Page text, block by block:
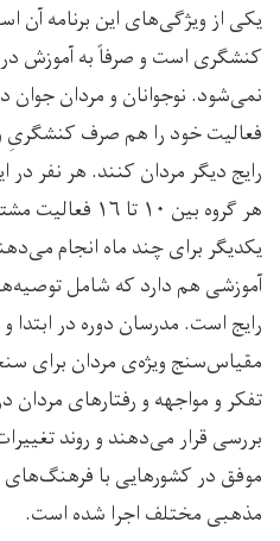
یکی از ویژگی‌های این برنامه آن
کنشگری است و صرفاً به آموزش
نمی‌شود. نوجوانان و مردان جوان
فعالیت خود را هم صرف کنشگریِ
رایج دیگر مردان کنند. هر نفر
هر گروه بین ۱۰
آموزشی هم دارد که شامل
رایج است. مدرسان دوره در ابتدا و
مقیاس‌سنج ویژه‌ی مردان برای
تفکر و مواجهه و رفتارهای مردان
بررسی قرار می‌دهند و روند
موفق در کشورهایی با
مذهبی مختلف اجرا شده است.